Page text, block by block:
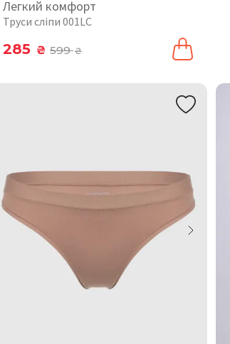
Легкий комфорт
Труси сліпи 001LC
285 ₴ 599₴